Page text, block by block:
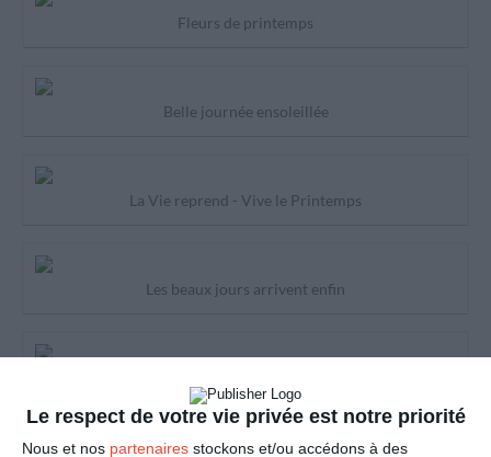
Le respect de votre vie privée est notre priorité
Nous et nos partenaires stockons et/ou accédons à des
Fleurs de printemps
Belle journée ensoleillée
La Vie reprend - Vive le Printemps
Les beaux jours arrivent enfin